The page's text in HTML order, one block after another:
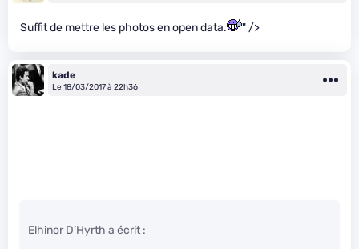
Suffit de mettre les photos en open data. " />
kade
Le 18/03/2017 à 22h36
Elhinor D’Hyrth a écrit :